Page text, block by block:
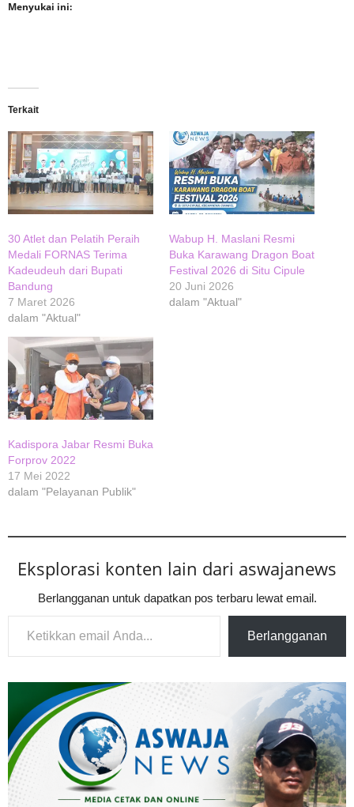
Menyukai ini:
Terkait
30 Atlet dan Pelatih Peraih
Medali FORNAS Terima
Kadeudeuh dari Bupati
Bandung
7 Maret 2026
dalam "Aktual"
Wabup H. Maslani Resmi
Buka Karawang Dragon Boat
Festival 2026 di Situ Cipule
20 Juni 2026
dalam "Aktual"
Kadispora Jabar Resmi Buka
Forprov 2022
17 Mei 2022
dalam "Pelayanan Publik"
Eksplorasi konten lain dari aswajanews
Berlangganan untuk dapatkan pos terbaru lewat email.
Ketikkan email Anda...
Berlangganan